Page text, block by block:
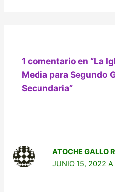
1 comentario en “La
Media para Segundo
Secundaria”
ATOCHE GALLO
JUNIO 15, 2022 A